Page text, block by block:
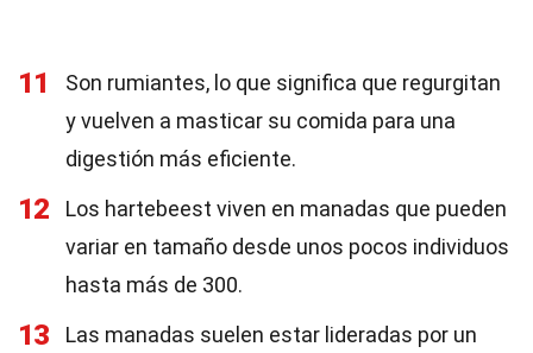
11
Son rumiantes, lo que significa que regurgitan
y vuelven a masticar su comida para una
digestión más eficiente.
12
Los hartebeest viven en manadas que pueden
variar en tamaño desde unos pocos individuos
hasta más de 300.
13
Las manadas suelen estar lideradas por un